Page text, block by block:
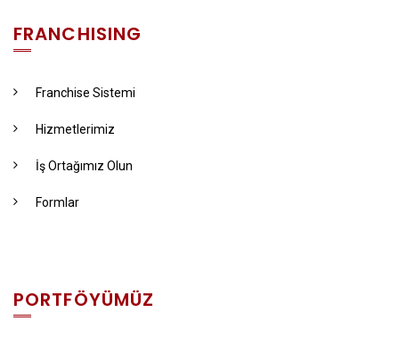
FRANCHISING
Franchise Sistemi
Hizmetlerimiz
İş Ortağımız Olun
Formlar
PORTFÖYÜMÜZ